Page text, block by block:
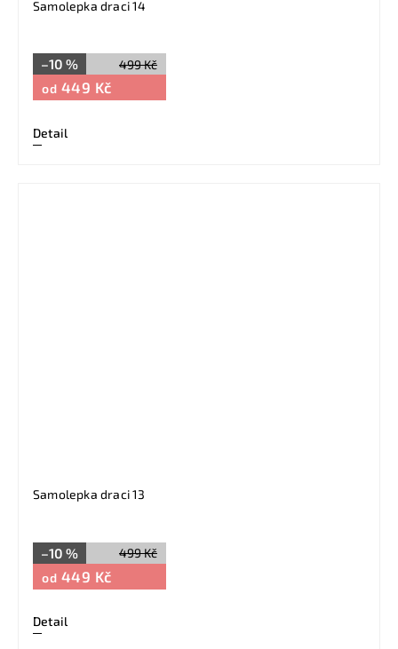
Samolepka draci 14
499 Kč
–10 %
od 449 Kč
Detail
Samolepka draci 13
499 Kč
–10 %
od 449 Kč
Detail